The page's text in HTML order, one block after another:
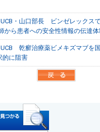
UCB・山口部長 ビンゼレックス
ら患者への安全性情報の伝達体
UCB 乾癬治療薬ビメキズマブを
的に阻害